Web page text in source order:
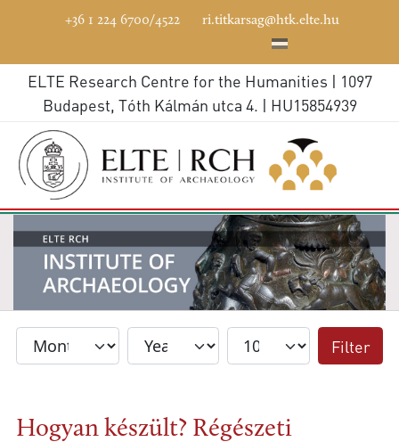
+36 1 224 6700/4522 ri.titkarsag@htk.elte.hu
ELTE Research Centre for the Humanities | 1097
Budapest, Tóth Kálmán utca 4. | HU15854939
Filter
Hogyan készült? Régészeti